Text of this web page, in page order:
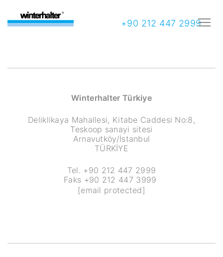
+90 212 447 2999
Winterhalter Türkiye
Deliklikaya Mahallesi, Kitabe Caddesi No:8,
Teskoop sanayi sitesi
Arnavutköy/İstanbul
TÜRKİYE
Tel. +90 212 447 2999
Faks +90 212 447 3999
[email protected]